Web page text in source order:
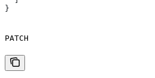
}
PATCH